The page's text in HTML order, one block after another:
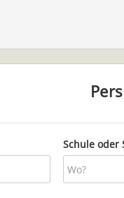
Schule oder